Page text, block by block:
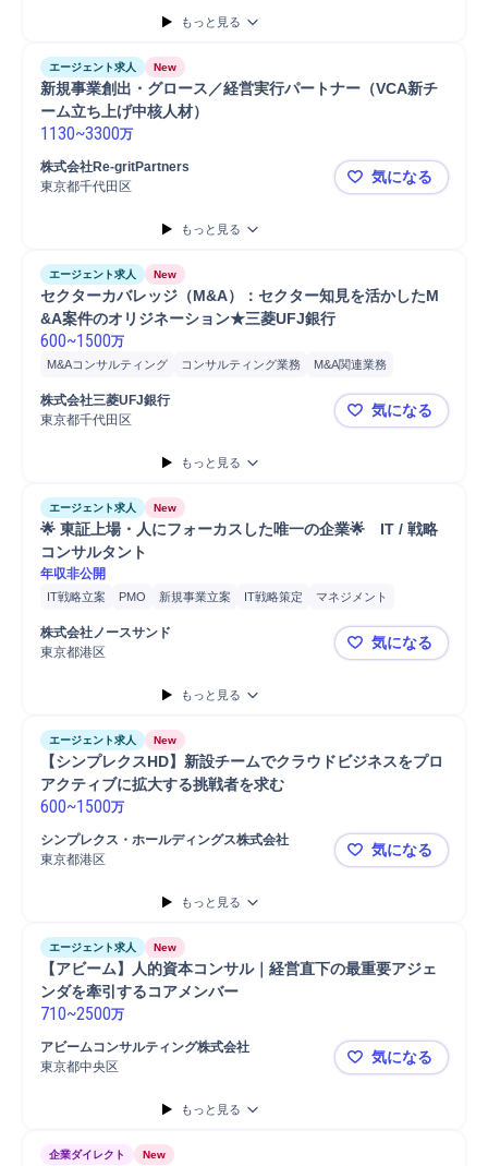
もっと見る
エージェント求人 New
新規事業創出・グロース／経営実行パートナー（VCA新チ
ーム立ち上げ中核人材）
1130~3300万
株式会社Re-gritPartners
東京都千代田区
新規事業創
気になる
もっと見る
エージェント求人 New
セクターカバレッジ（M&A）：セクター知見を活かしたM
&A案件のオリジネーション★三菱UFJ銀行
600~1500万
M&Aコンサルティング コンサルティング業務
M&A関連業務
M&A案件担当
M&Aアドバイザリー
株式会社三菱UFJ銀行
東京都千代田区
セクターカ
気になる
もっと見る
エージェント求人 New
🌟 東証上場・人にフォーカスした唯一の企業🌟　IT / 戦略
コンサルタント
年収非公開
IT戦略立案 PMO 新規事業立案 IT戦略策定
マネジメント
プロジェクトマネジメント
IT戦略コンサルティング
コスト削減
分析
Salesforce導入 プロジェクト
株式会社ノースサンド
東京都港区
🌟 東証上
気になる
もっと見る
エージェント求人 New
【シンプレクスHD】新設チームでクラウドビジネスをプロ
アクティブに拡大する挑戦者を求む
600~1500万
シンプレクス・ホールディングス株式会社
東京都港区
【シンプレ
気になる
もっと見る
エージェント求人 New
【アビーム】人的資本コンサル｜経営直下の最重要アジェ
ンダを牽引するコアメンバー
710~2500万
アビームコンサルティング株式会社
東京都中央区
【アビーム
気になる
もっと見る
企業ダイレクト New